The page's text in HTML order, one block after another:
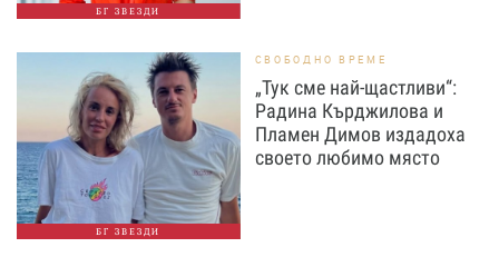
БГ ЗВЕЗДИ
БГ ЗВЕЗДИ
СВОБОДНО ВРЕМЕ
„Тук сме най-щастливи“:
Радина Кърджилова и
Пламен Димов издадоха
своето любимо място